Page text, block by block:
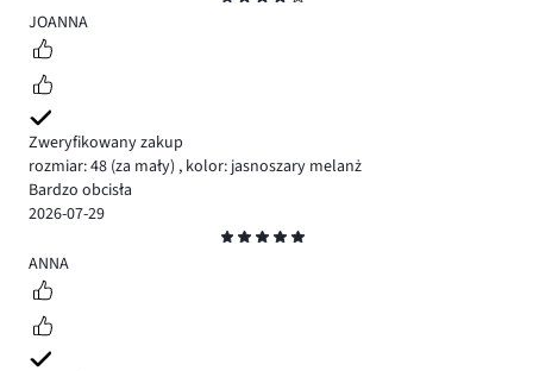
4
JOANNA
Zweryfikowany zakup
rozmiar: 48 (za mały) , kolor: jasnoszary melanż
Bardzo obcisła
2026-07-29
5
ANNA